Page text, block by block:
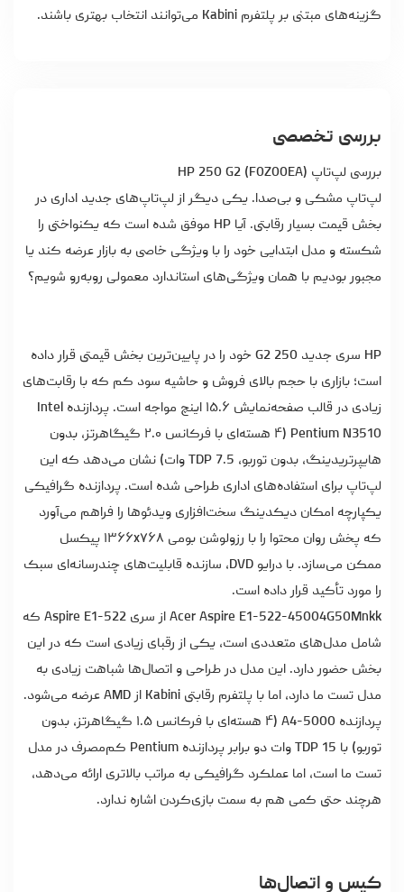
گزینه‌های مبتنی بر پلتفرم Kabini می‌توانند انتخاب بهتری باشند.
بررسی تخصصی
بررسی لپ‌تاپ HP 250 G2 (F0Z00EA)
لپ‌تاپ مشکی و بی‌صدا. یکی دیگر از لپ‌تاپ‌های جدید اداری در
بخش قیمت بسیار رقابتی. آیا HP موفق شده است که یکنواختی را
شکسته و مدل ابتدایی خود را با ویژگی خاصی به بازار عرضه کند یا
مجبور بودیم با همان ویژگی‌های استاندارد معمولی روبه‌رو شویم؟
HP سری جدید 250 G2 خود را در پایین‌ترین بخش قیمتی قرار داده
است؛ بازاری با حجم بالای فروش و حاشیه سود کم که با رقابت‌های
زیادی در قالب صفحه‌نمایش ۱۵.۶ اینچ مواجه است. پردازنده Intel
Pentium N3510 (۴ هسته‌ای با فرکانس ۲.۰ گیگاهرتز، بدون
هایپرتریدینگ، بدون توربو، TDP 7.5 وات) نشان می‌دهد که این
لپ‌تاپ برای استفاده‌های اداری طراحی شده است. پردازنده گرافیکی
یکپارچه امکان دیکدینگ سخت‌افزاری ویدئوها را فراهم می‌آورد
که پخش روان محتوا را با رزولوشن بومی ۱۳۶۶x۷۶۸ پیکسل
ممکن می‌سازد. با درایو DVD، سازنده قابلیت‌های چندرسانه‌ای سبک
را مورد تأکید قرار داده است.
Acer Aspire E1-522-45004G50Mnkk از سری Aspire E1-522 که
شامل مدل‌های متعددی است، یکی از رقبای زیادی است که در این
بخش حضور دارد. این مدل در طراحی و اتصال‌ها شباهت زیادی به
مدل تست ما دارد، اما با پلتفرم رقابتی Kabini از AMD عرضه می‌شود.
پردازنده A4-5000 (۴ هسته‌ای با فرکانس ۱.۵ گیگاهرتز، بدون
توربو) با TDP 15 وات دو برابر پردازنده Pentium کم‌مصرف در مدل
تست ما است، اما عملکرد گرافیکی به مراتب بالاتری ارائه می‌دهد،
هرچند حتی کمی هم به سمت بازی‌کردن اشاره ندارد.
کیس و اتصال‌ها